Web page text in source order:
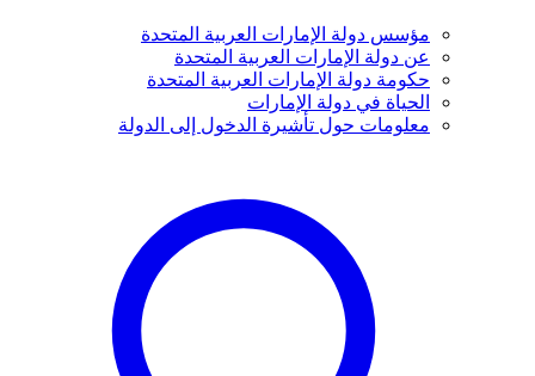
مؤسس دولة الإمارات العربية المتحدة
عن دولة الإمارات العربية المتحدة
حكومة دولة الإمارات العربية المتحدة
الحياة في دولة الإمارات
معلومات حول تأشيرة الدخول إلى الدولة